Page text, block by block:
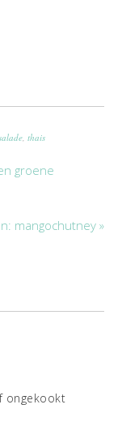
,thais
groene
mangochutney »
ongekookt